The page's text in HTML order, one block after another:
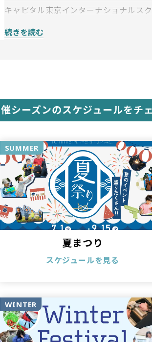
キャピタル東京インターナショナルス
であり、現在はエンジェル投資家とし
が2022年に設立したインターナショナ
業後の進路までを見据えた一貫教育を提
現在、小学部・中学部はIB認定校であ
その幼稚部として運営する「CTISキ
「認可外保育施設」と「インターナシ
持つ、インターナショナル保育施設と
通常保育時間（8時～18時）に加え、
応し、共働き家庭を支えます。
また、都心という立地を活かし、フッ
から学べる多彩なプログラムを提供して
続きを読む
シーズンのスケジュールをチ
SUMMER
夏まつり
スケジュールを見る
WINTER